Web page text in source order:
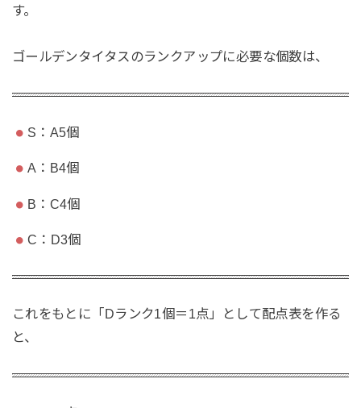
す。
ゴールデンタイタスのランクアップに必要な個数は、
S：A5個
A：B4個
B：C4個
C：D3個
これをもとに「Dランク1個＝1点」として配点表を作る
と、